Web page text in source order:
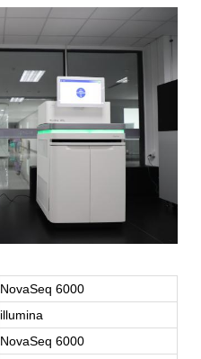
NovaSeq 6000
illumina
NovaSeq 6000